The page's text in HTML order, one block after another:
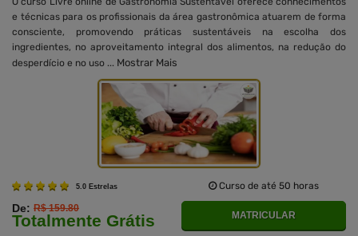
e técnicas para os profissionais da área gastronômica atuarem de forma
consciente, promovendo práticas sustentáveis na escolha dos
ingredientes, no aproveitamento integral dos alimentos, na redução do
desperdício e no uso ... Mostrar Mais
5.0 Estrelas Curso de até 50 horas
De: R$ 159.80
Totalmente Grátis MATRICULAR